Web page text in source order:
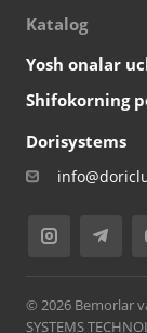
Katalog
Yosh onalar
Shifokorning
Dorisystems
© 2026 Bemorlar
SYSTEMS